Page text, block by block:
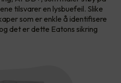
tilsvarer en lysbuefeil. Slike
som er enkle å identifisere
det er dette Eatons sikring